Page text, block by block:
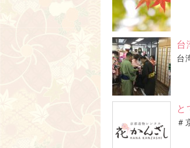
台
台
と
＃